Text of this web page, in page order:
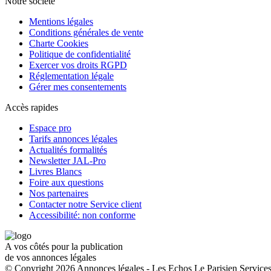
Mentions légales
Conditions générales de vente
Charte Cookies
Politique de confidentialité
Exercer vos droits RGPD
Réglementation légale
Gérer mes consentements
Accès rapides
Espace pro
Tarifs annonces légales
Actualités formalités
Newsletter JAL-Pro
Livres Blancs
Foire aux questions
Nos partenaires
Contacter notre Service client
Accessibilité: non conforme
A vos côtés pour la publication
de vos annonces légales
© Copyright 2026 Annonces légales - Les Echos Le Parisien